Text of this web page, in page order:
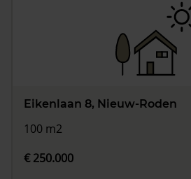
Eikenlaan 8, Nieuw-Roden
100 m2
€ 250.000